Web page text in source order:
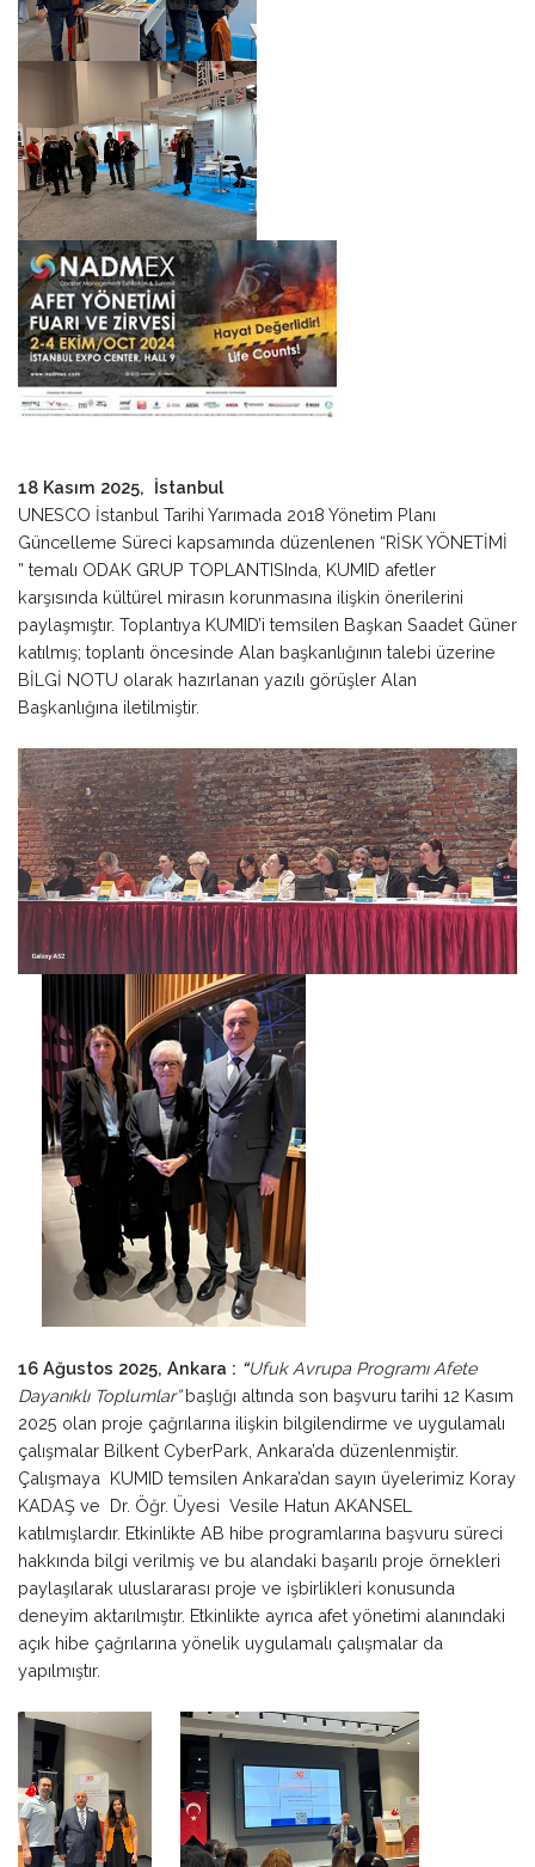
18 Kasım 2025, İstanbul
UNESCO İstanbul Tarihi Yarımada 2018 Yönetim Planı
Güncelleme Süreci kapsamında düzenlenen “RİSK YÖNETİMİ
” temalı ODAK GRUP TOPLANTISInda, KUMID afetler
karşısında kültürel mirasın korunmasına ilişkin önerilerini
paylaşmıştır. Toplantıya KUMID’i temsilen Başkan Saadet Güner
katılmış; toplantı öncesinde Alan başkanlığının talebi üzerine
BİLGİ NOTU olarak hazırlanan yazılı görüşler Alan
Başkanlığına iletilmiştir.
16 Ağustos 2025, Ankara : “Ufuk Avrupa Programı Afete
Dayanıklı Toplumlar”başlığı altında son başvuru tarihi 12 Kasım
2025 olan proje çağrılarına ilişkin bilgilendirme ve uygulamalı
çalışmalar Bilkent CyberPark, Ankara’da düzenlenmiştir.
Çalışmaya KUMID temsilen Ankara’dan sayın üyelerimiz Koray
KADAŞ ve Dr. Öğr. Üyesi Vesile Hatun AKANSEL
katılmışlardır. Etkinlikte AB hibe programlarına başvuru süreci
hakkında bilgi verilmiş ve bu alandaki başarılı proje örnekleri
paylaşılarak uluslararası proje ve işbirlikleri konusunda
deneyim aktarılmıştır. Etkinlikte ayrıca afet yönetimi alanındaki
açık hibe çağrılarına yönelik uygulamalı çalışmalar da
yapılmıştır.